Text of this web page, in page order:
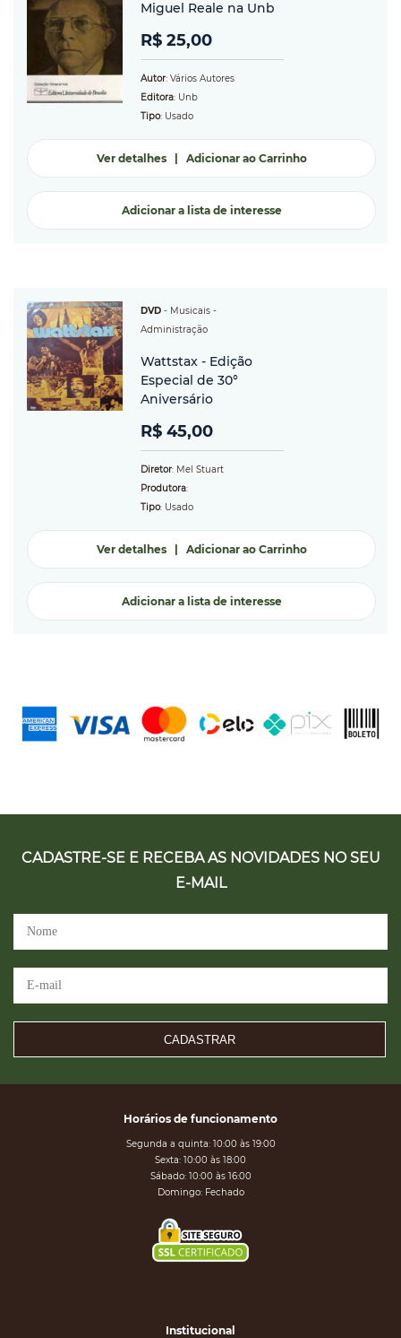
Miguel Reale na Unb
R$ 25,00
Autor: Vários Autores
Editora: Unb
Tipo: Usado
Ver detalhes| Adicionar ao Carrinho
Adicionar a lista de interesse
DVD - Musicais -
Administração
Wattstax - Edição
Especial de 30°
Aniversário
R$ 45,00
Diretor: Mel Stuart
Produtora:
Tipo: Usado
Ver detalhes| Adicionar ao Carrinho
Adicionar a lista de interesse
CADASTRE-SE E RECEBA AS NOVIDADES NO SEU
E-MAIL
CADASTRAR
Horários de funcionamento
Segunda a quinta: 10:00 às 19:00
Sexta: 10:00 às 18:00
Sábado: 10:00 às 16:00
Domingo: Fechado
Institucional